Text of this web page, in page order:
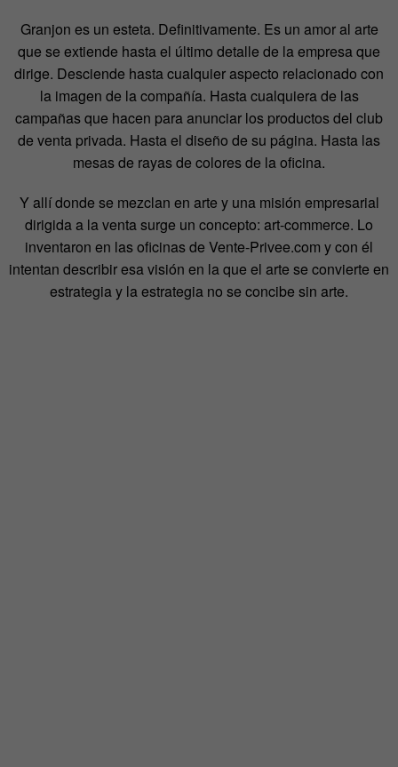
Granjon es un esteta. Definitivamente. Es un amor al arte
que se extiende hasta el último detalle de la empresa que
dirige. Desciende hasta cualquier aspecto relacionado con
la imagen de la compañía. Hasta cualquiera de las
campañas que hacen para anunciar los productos del club
de venta privada. Hasta el diseño de su página. Hasta las
mesas de rayas de colores de la oficina.
Y allí donde se mezclan en arte y una misión empresarial
dirigida a la venta surge un concepto: art-commerce. Lo
inventaron en las oficinas de Vente-Privee.com y con él
intentan describir esa visión en la que el arte se convierte en
estrategia y la estrategia no se concibe sin arte.